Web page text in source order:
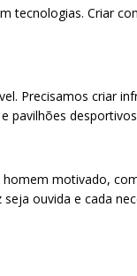
tecnologias. Criar
Precisamos criar
pavilhões
motivado,
ouvida e cada